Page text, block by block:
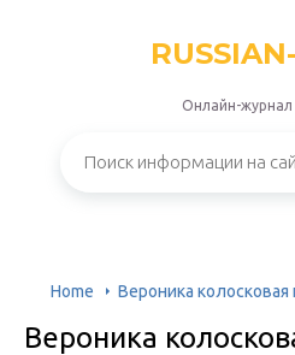
Онлайн-журнал
Home Вероника
Вероника